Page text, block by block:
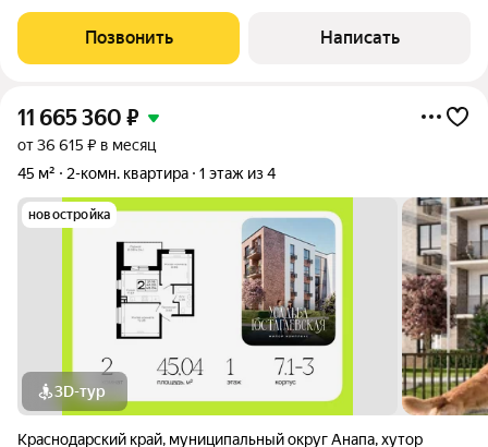
котором растут плодовые деревья. На территории имеется
баня, подвал,
Позвонить Написать
11 665 360 ₽
от 36 615 ₽ в месяц
45 м²
2-комн. квартира 1 этаж из 4
новостройка
3D-тур
Краснодарский край, муниципальный округ Анапа,хутор